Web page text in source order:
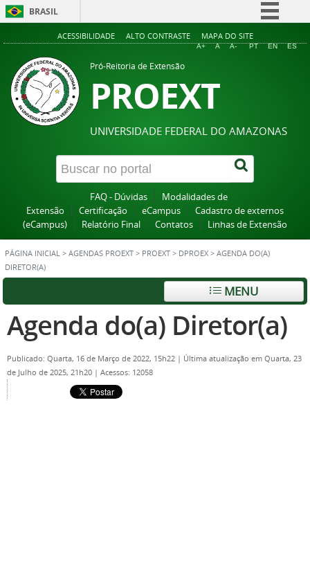
BRASIL
Simplifique!
Acesso à informação
ACESSIBILIDADE ALTO CONTRASTE MAPA DO SITE
A+ A A- PT EN ES
Pró-Reitoria de Extensão
PROEXT
UNIVERSIDADE FEDERAL DO AMAZONAS
FAQ - Dúvidas
Modalidades de
Extensão
Certificação eCampus
Cadastro de externos
(eCampus)
Relatório Final Contatos Linhas de Extensão
PÁGINA INICIAL > AGENDAS PROEXT > PROEXT > DPROEX > AGENDA DO(A)
DIRETOR(A)
MENU
Agenda do(a) Diretor(a)
Publicado: Quarta, 16 de Março de 2022, 15h22 | Última atualização em Quarta, 23
de Julho de 2025, 21h20 | Acessos: 12058